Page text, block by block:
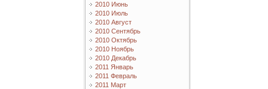
2010 Июнь
2010 Июль
2010 Август
2010 Сентябрь
2010 Октябрь
2010 Ноябрь
2010 Декабрь
2011 Январь
2011 Февраль
2011 Март